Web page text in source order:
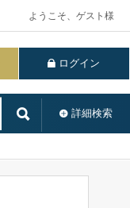
ようこそ、ゲスト様
ログイン
詳細検索